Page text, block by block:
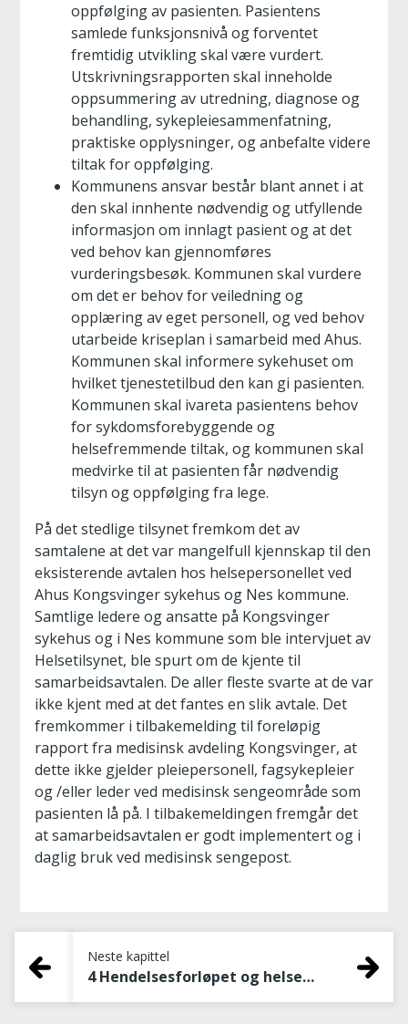
oppfølging av pasienten. Pasientens
samlede funksjonsnivå og forventet
fremtidig utvikling skal være vurdert.
Utskrivningsrapporten skal inneholde
oppsummering av utredning, diagnose og
behandling, sykepleiesammenfatning,
praktiske opplysninger, og anbefalte videre
tiltak for oppfølging.
Kommunens ansvar består blant annet i at
den skal innhente nødvendig og utfyllende
informasjon om innlagt pasient og at det
ved behov kan gjennomføres
vurderingsbesøk. Kommunen skal vurdere
om det er behov for veiledning og
opplæring av eget personell, og ved behov
utarbeide kriseplan i samarbeid med Ahus.
Kommunen skal informere sykehuset om
hvilket tjenestetilbud den kan gi pasienten.
Kommunen skal ivareta pasientens behov
for sykdomsforebyggende og
helsefremmende tiltak, og kommunen skal
medvirke til at pasienten får nødvendig
tilsyn og oppfølging fra lege.
På det stedlige tilsynet fremkom det av
samtalene at det var mangelfull kjennskap til den
eksisterende avtalen hos helsepersonellet ved
Ahus Kongsvinger sykehus og Nes kommune.
Samtlige ledere og ansatte på Kongsvinger
sykehus og i Nes kommune som ble intervjuet av
Helsetilsynet, ble spurt om de kjente til
samarbeidsavtalen. De aller fleste svarte at de var
ikke kjent med at det fantes en slik avtale. Det
fremkommer i tilbakemelding til foreløpig
rapport fra medisinsk avdeling Kongsvinger, at
dette ikke gjelder pleiepersonell, fagsykepleier
og /eller leder ved medisinsk sengeområde som
pasienten lå på. I tilbakemeldingen fremgår det
at samarbeidsavtalen er godt implementert og i
daglig bruk ved medisinsk sengepost.
Neste kapittel
4 Hendelsesforløpet og helsehjelpen